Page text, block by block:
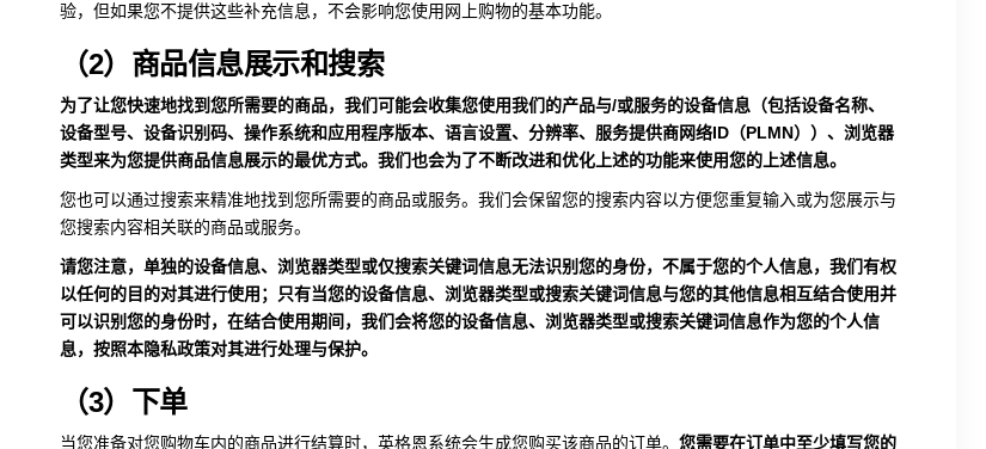
验，但如果您不提供这些补充信息，不会影响您使用网上购物的基本功能。
（2）商品信息展示和搜索
为了让您快速地找到您所需要的商品，我们可能会收集您使用我们的产品与/或服务的设备信息（包括设备名称、
设备型号、设备识别码、操作系统和应用程序版本、语言设置、分辨率、服务提供商网络ID（PLMN））、浏览器
类型来为您提供商品信息展示的最优方式。我们也会为了不断改进和优化上述的功能来使用您的上述信息。
您也可以通过搜索来精准地找到您所需要的商品或服务。我们会保留您的搜索内容以方便您重复输入或为您展示与
您搜索内容相关联的商品或服务。
请您注意，单独的设备信息、浏览器类型或仅搜索关键词信息无法识别您的身份，不属于您的个人信息，我们有权
以任何的目的对其进行使用；只有当您的设备信息、浏览器类型或搜索关键词信息与您的其他信息相互结合使用并
可以识别您的身份时，在结合使用期间，我们会将您的设备信息、浏览器类型或搜索关键词信息作为您的个人信
息，按照本隐私政策对其进行处理与保护。
（3）下单
当您准备对您购物车内的商品进行结算时，英格恩系统会生成您购买该商品的订单。 您需要在订单中至少填写您的